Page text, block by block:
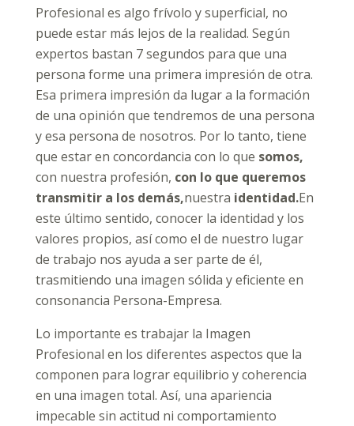
Profesional es algo frívolo y superficial, no
puede estar más lejos de la realidad. Según
expertos bastan 7 segundos para que una
persona forme una primera impresión de otra.
Esa primera impresión da lugar a la formación
de una opinión que tendremos de una persona
y esa persona de nosotros. Por lo tanto, tiene
que estar en concordancia con lo que somos,
con nuestra profesión, con lo que queremos
transmitir a los demás,nuestra identidad.En
este último sentido, conocer la identidad y los
valores propios, así como el de nuestro lugar
de trabajo nos ayuda a ser parte de él,
trasmitiendo una imagen sólida y eficiente en
consonancia Persona-Empresa.
Lo importante es trabajar la Imagen
Profesional en los diferentes aspectos que la
componen para lograr equilibrio y coherencia
en una imagen total. Así, una apariencia
impecable sin actitud ni comportamiento